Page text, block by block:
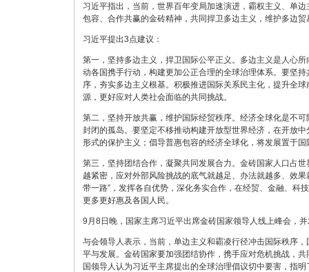
习近平指出，当前，世界百年变局加速演进，霸权主义、单
包容、合作共赢的金砖精神，共同捍卫多边主义，维护多边
习近平提出3点建议：
第一，坚持多边主义，捍卫国际公平正义。多边主义是人心
动各国携手行动，构建更加公正合理的全球治理体系。要坚
序，夯实多边主义根基。积极推进国际关系民主化，提升全
源，更好应对人类社会面临的共同挑战。
第二，坚持开放共赢，维护国际经贸秩序。经济全球化是不
封闭的孤岛。要坚定不移推动构建开放型世界经济，在开放
形式的保护主义；倡导普惠包容的经济全球化，将发展置于
第三，坚持团结合作，凝聚共同发展合力。金砖国家人口占
越紧密，应对外部风险挑战的底气就越足、办法就越多、效
带一路”，发挥各自优势，深化务实合作，在经贸、金融、科
更多更好惠及各国人民。
9月8日晚，国家主席习近平出席金砖国家领导人线上峰会，
与会领导人表示，当前，单边主义和霸凌行径冲击国际秩序
平与发展。金砖国家要加强团结协作，携手应对危机挑战，
国领导人认为习近平主席提出的全球治理倡议切中要害，指